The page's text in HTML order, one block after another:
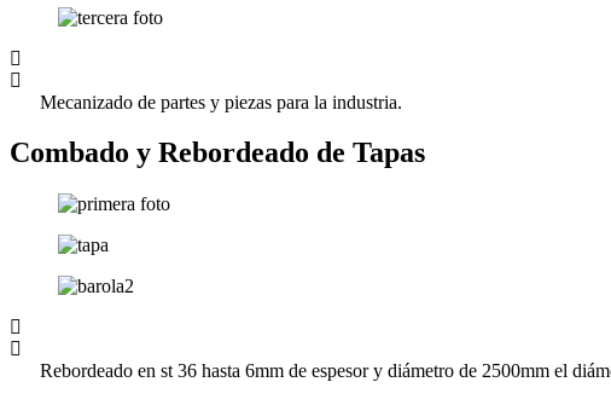
Mecanizado de partes y piezas para la industria.
Combado y Rebordeado de Tapas
Rebordeado en st 36 hasta 6mm de espesor y diámetro de 2500mm el